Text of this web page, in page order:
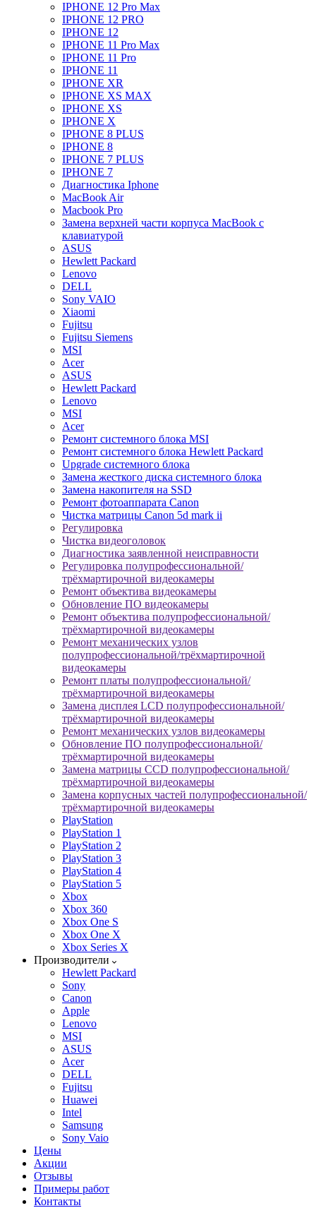
IPHONE 12 Pro Max
IPHONE 12 PRO
IPHONE 12
IPHONE 11 Pro Max
IPHONE 11 Pro
IPHONE 11
IPHONE XR
IPHONE XS MAX
IPHONE XS
IPHONE X
IPHONE 8 PLUS
IPHONE 8
IPHONE 7 PLUS
IPHONE 7
Диагностика Iphone
MacBook Air
Macbook Pro
Замена верхней части корпуса MacBook с
клавиатурой
ASUS
Hewlett Packard
Lenovo
DELL
Sony VAIO
Xiaomi
Fujitsu
Fujitsu Siemens
MSI
Acer
ASUS
Hewlett Packard
Lenovo
MSI
Acer
Ремонт системного блока MSI
Ремонт системного блока Hewlett Packard
Upgrade системного блока
Замена жесткого диска системного блока
Замена накопителя на SSD
Ремонт фотоаппарата Canon
Чистка матрицы Canon 5d mark ii
Регулировка
Чистка видеоголовок
Диагностика заявленной неисправности
Регулировка полупрофессиональной/
трёхмартирочной видеокамеры
Ремонт объектива видеокамеры
Обновление ПО видеокамеры
Ремонт объектива полупрофессиональной/
трёхмартирочной видеокамеры
Ремонт механических узлов
полупрофессиональной/трёхмартирочной
видеокамеры
Ремонт платы полупрофессиональной/
трёхмартирочной видеокамеры
Замена дисплея LCD полупрофессиональной/
трёхмартирочной видеокамеры
Ремонт механических узлов видеокамеры
Обновление ПО полупрофессиональной/
трёхмартирочной видеокамеры
Замена матрицы CCD полупрофессиональной/
трёхмартирочной видеокамеры
Замена корпусных частей полупрофессиональной/
трёхмартирочной видеокамеры
PlayStation
PlayStation 1
PlayStation 2
PlayStation 3
PlayStation 4
PlayStation 5
Xbox
Xbox 360
Xbox One S
Xbox One X
Xbox Series X
Производители
Hewlett Packard
Sony
Canon
Apple
Lenovo
MSI
ASUS
Acer
DELL
Fujitsu
Huawei
Intel
Samsung
Sony Vaio
Цены
Акции
Отзывы
Примеры работ
Контакты